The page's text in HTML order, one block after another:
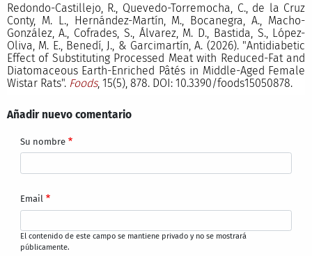
Redondo-Castillejo, R., Quevedo-Torremocha, C., de la Cruz
Conty, M. L., Hernández-Martín, M., Bocanegra, A., Macho-
González, A., Cofrades, S., Álvarez, M. D., Bastida, S., López-
Oliva, M. E., Benedí, J., & Garcimartín, A. (2026). "Antidiabetic
Effect of Substituting Processed Meat with Reduced-Fat and
Diatomaceous Earth-Enriched Pâtés in Middle-Aged Female
Wistar Rats". Foods, 15(5), 878. DOI: 10.3390/foods15050878.
Añadir nuevo comentario
Su nombre
Email
El contenido de este campo se mantiene privado y no se mostrará
públicamente.